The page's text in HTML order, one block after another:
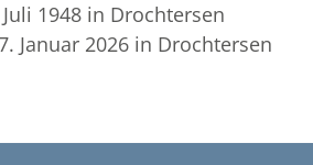
1948 in Drochtersen
Januar 2026 in Drochtersen